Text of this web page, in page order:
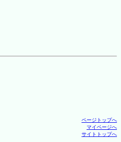
ページトップへ
マイページへ
サイトトップへ